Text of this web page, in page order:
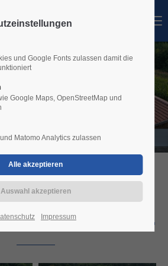
BEIM TSV VILSLERN
ANLAGE
und Google Fonts zulassen damit die
Google Maps, OpenStreetMap und
Matomo Analytics zulassen
Impressum